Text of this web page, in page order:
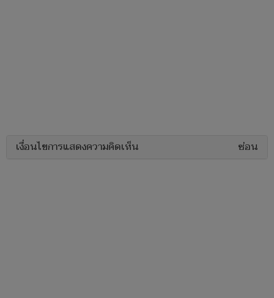
เงื่อนไขการแสดงความคิดเห็น ซ่อน